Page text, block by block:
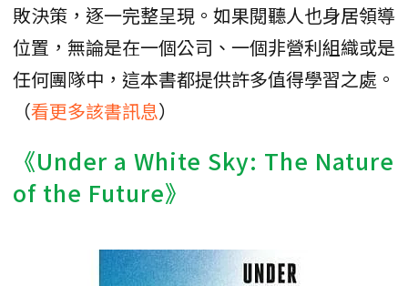
敗決策，逐一完整呈現。如果閱聽人也身居領導
位置，無論是在一個公司、一個非營利組織或是
任何團隊中，這本書都提供許多值得學習之處。
（看更多該書訊息）
《Under a White Sky: The Nature
of the Future》